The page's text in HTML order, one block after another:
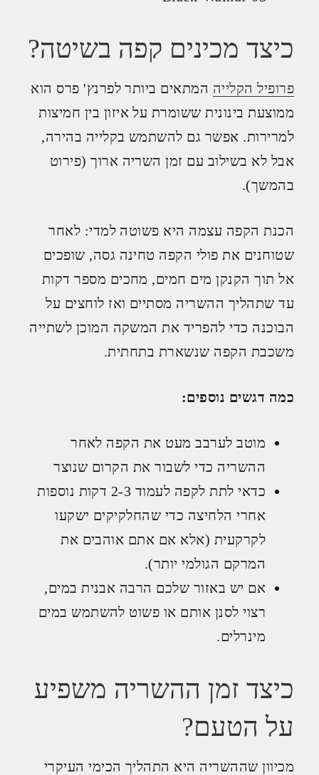
כיצד מכינים קפה בשיטה?
פרופיל הקלייההמתאים ביותר לפרנץ' פרס הוא
ממוצעת בינונית ששומרת על איזון בין חמיצות
למרירות. אפשר גם להשתמש בקלייה בהירה,
אבל לא בשילוב עם זמן השריה ארוך (פירוט
בהמשך).
הכנת הקפה עצמה היא פשוטה למדי: לאחר
שטוחנים את פולי הקפה טחינה גסה, שופכים
אל תוך הקנקן מים חמים, מחכים מספר דקות
עד שתהליך ההשריה מסתיים ואז לוחצים על
הבוכנה כדי להפריד את המשקה המוכן לשתייה
משכבת הקפה שנשארת בתחתית.
כמה דגשים נוספים:
מוטב לערבב מעט את הקפה לאחר
ההשריה כדי לשבור את הקרום שנוצר
כדאי לתת לקפה לעמוד 2-3 דקות נוספות
אחרי הלחיצה כדי שהחלקיקים ישקעו
לקרקעית (אלא אם אתם אוהבים את
המרקם הגולמי יותר).
אם יש באזור שלכם הרבה אבנית במים,
רצוי לסנן אותם או פשוט להשתמש במים
מינרלים.
כיצד זמן ההשריה משפיע
על הטעם?
מכיוון שההשריה היא התהליך הכימי העיקרי